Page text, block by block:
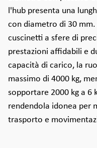
l'hub presenta una
con diametro di 30
cuscinetti a sfere di
prestazioni affidabili e
capacità di carico, la
massimo di 4000 kg,
sopportare 2000 kg a 6
rendendola idonea per
trasporto e